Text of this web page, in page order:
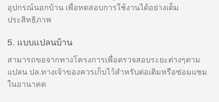
อุปกรณ์นอกบ้าน เพื่อทดสอบการใช้งานได้อย่างเต็ม
ประสิทธิภาพ
5. แบบแปลนบ้าน
สามารถขอจากทางโครงการเพื่อตรวจสอบระยะต่างๆตาม
แปลน ปล.ทางเจ้าของควรเก็บไว้สำหรับต่อเติมหรือซ่อมแซม
ในอานาคต